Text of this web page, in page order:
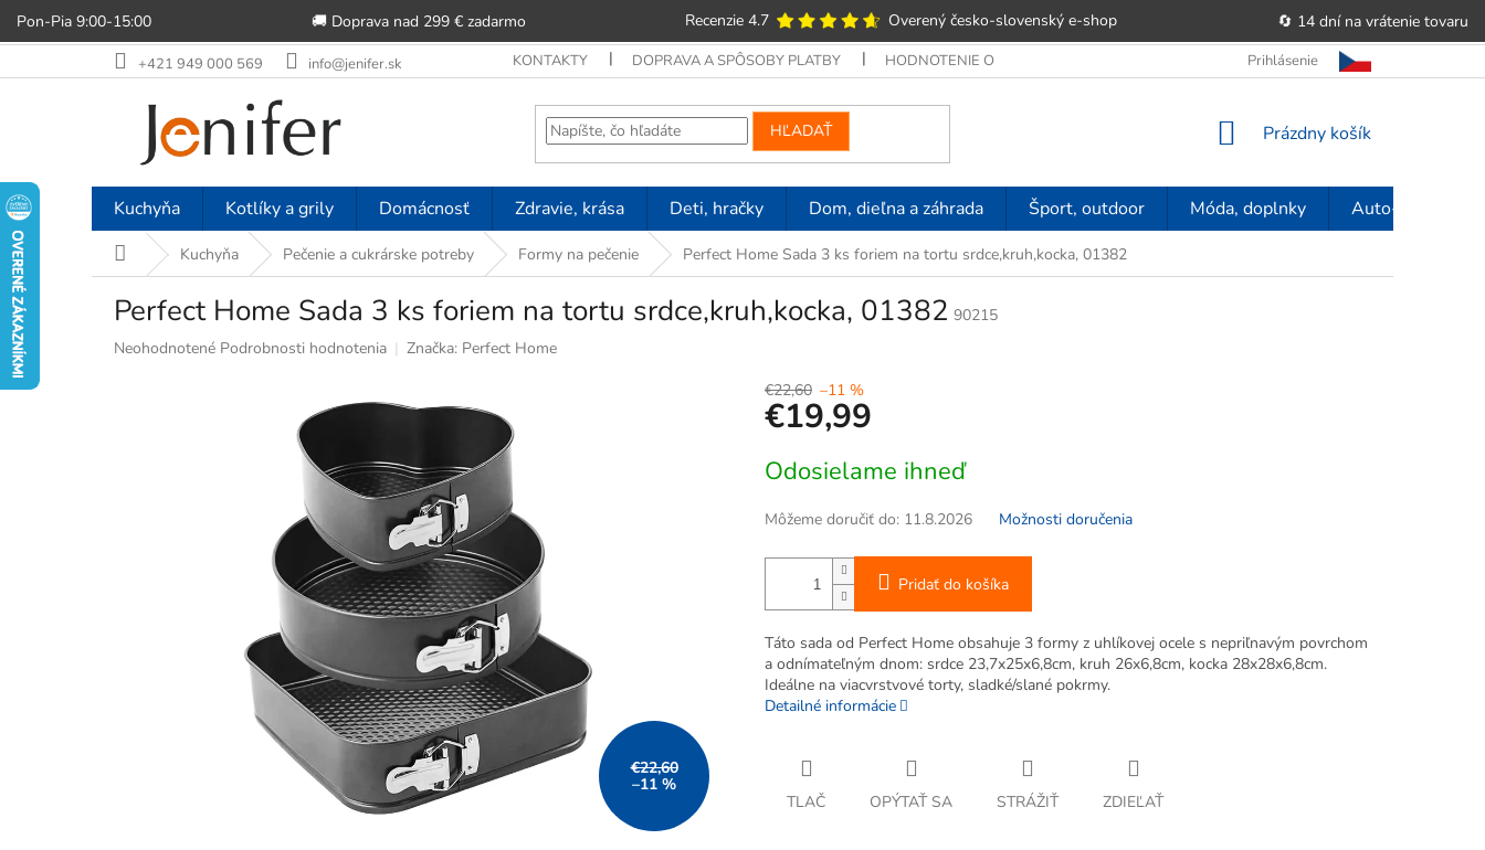
Pon-Pia 9:00-15:00 🚚 Doprava nad 299 € zadarmo Recenzie 4.7 Overený česko-slovenský e‑shop
🔄 14 dní na vrátenie tovaru
na
+421 949 000 569 info@jenifer.sk KONTAKTY DOPRAVA A SPÔSOBY PLATBY HODNOTENIE OBCHODU OBCHODNÉ PODMIENKY POUČENIE O PRÁVE
Prihlásenie
HĽADAŤ
NÁKUPNÝ
Prázdny košík
Kuchyňa Kotlíky a grily Domácnosť Zdravie, krása Deti, hračky Dom, dieľna a záhrada Šport, outdoor Móda, doplnky Auto-moto
DomovKuchyňa Pečenie a cukrárske potreby Formy na pečenie Perfect Home Sada 3 ks foriem na tortu srdce,kruh,kocka, 01382
Perfect Home Sada 3 ks foriem na tortu srdce,kruh,kocka, 01382 90215
Priemerné
Neohodnotené Podrobnosti hodnotenia Značka: Perfect Home
€22,60
–11 %
€22,60 –11 %
€19,99
cena:
Odosielame ihneď
Môžeme doručiť do: 11.8.2026 Možnosti doručenia
Pridať do košíka
Táto sada od Perfect Home obsahuje 3 formy z uhlíkovej ocele s nepriľnavým povrchom
a odnímateľným dnom: srdce 23,7x25x6,8cm, kruh 26x6,8cm, kocka 28x28x6,8cm.
Ideálne na viacvrstvové torty, sladké/slané pokrmy.
Detailné informácie
TLAČ OPÝTAŤ SA STRÁŽIŤ ZDIEĽAŤ